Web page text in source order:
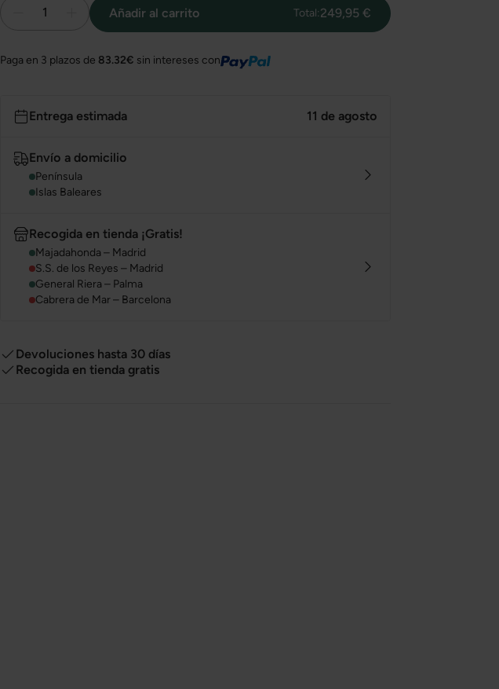
1 Añadir al carrito Total:249,95 €
Paga en 3 plazos de 83.32€ sin intereses con
Entrega estimada 11 de agosto
Envío a domicilio
Península
Islas Baleares
Recogida en tienda ¡Gratis!
Majadahonda – Madrid
S.S. de los Reyes – Madrid
General Riera – Palma
Cabrera de Mar – Barcelona
Devoluciones hasta 30 días
Recogida en tienda gratis